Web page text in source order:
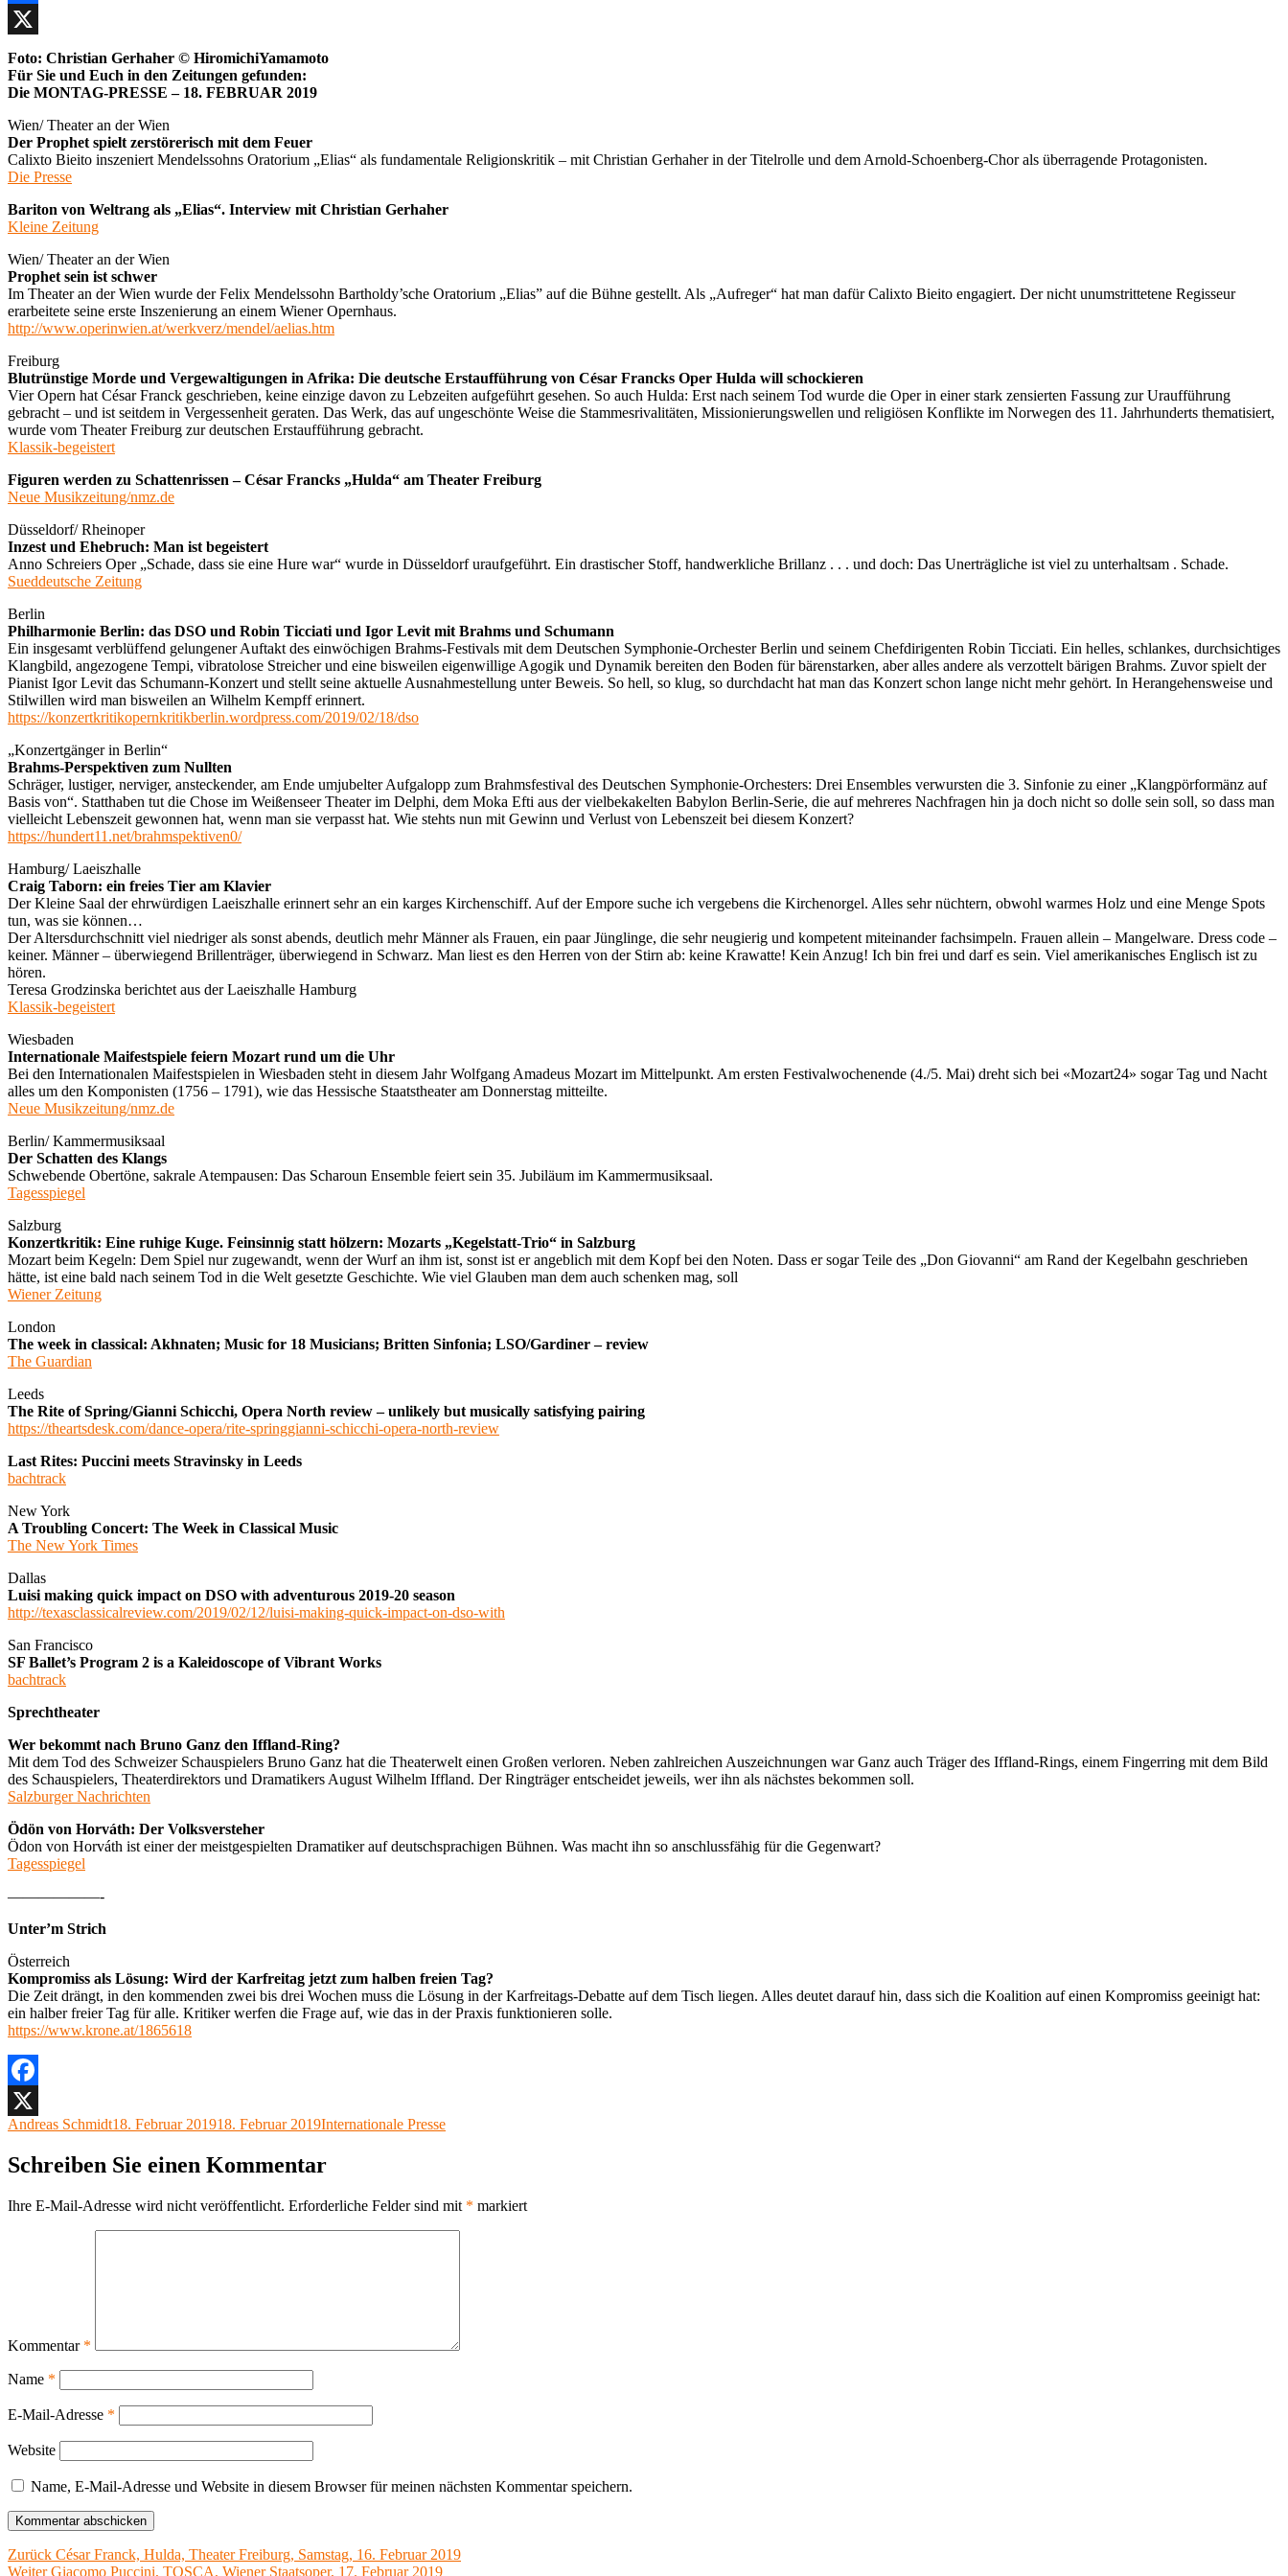
Facebook
X
Foto: Christian Gerhaher © HiromichiYamamoto
Für Sie und Euch in den Zeitungen gefunden:
Die MONTAG-PRESSE – 18. FEBRUAR 2019
Wien/ Theater an der Wien
Der Prophet spielt zerstörerisch mit dem Feuer
Calixto Bieito inszeniert Mendelssohns Oratorium „Elias“ als fundamentale Religionskritik – mit Christian Gerhaher in der Titelrolle und dem Arnold-Schoenberg-Chor als überragende Protagonisten.
Die Presse
Bariton von Weltrang als „Elias“. Interview mit Christian Gerhaher
Kleine Zeitung
Wien/ Theater an der Wien
Prophet sein ist schwer
Im Theater an der Wien wurde der Felix Mendelssohn Bartholdy’sche Oratorium „Elias” auf die Bühne gestellt. Als „Aufreger“ hat man dafür Calixto Bieito engagiert. Der nicht unumstrittetene Regisseur
erarbeitete seine erste Inszenierung an einem Wiener Opernhaus.
http://www.operinwien.at/werkverz/mendel/aelias.htm
Freiburg
Blutrünstige Morde und Vergewaltigungen in Afrika: Die deutsche Erstaufführung von César Francks Oper Hulda will schockieren
Vier Opern hat César Franck geschrieben, keine einzige davon zu Lebzeiten aufgeführt gesehen. So auch Hulda: Erst nach seinem Tod wurde die Oper in einer stark zensierten Fassung zur Uraufführung
gebracht – und ist seitdem in Vergessenheit geraten. Das Werk, das auf ungeschönte Weise die Stammesrivalitäten, Missionierungswellen und religiösen Konflikte im Norwegen des 11. Jahrhunderts thematisiert,
wurde vom Theater Freiburg zur deutschen Erstaufführung gebracht.
Klassik-begeistert
Figuren werden zu Schattenrissen – César Francks „Hulda“ am Theater Freiburg
Neue Musikzeitung/nmz.de
Düsseldorf/ Rheinoper
Inzest und Ehebruch: Man ist begeistert
Anno Schreiers Oper „Schade, dass sie eine Hure war“ wurde in Düsseldorf uraufgeführt. Ein drastischer Stoff, handwerkliche Brillanz . . . und doch: Das Unerträgliche ist viel zu unterhaltsam . Schade.
Sueddeutsche Zeitung
Berlin
Philharmonie Berlin: das DSO und Robin Ticciati und Igor Levit mit Brahms und Schumann
Ein insgesamt verblüffend gelungener Auftakt des einwöchigen Brahms-Festivals mit dem Deutschen Symphonie-Orchester Berlin und seinem Chefdirigenten Robin Ticciati. Ein helles, schlankes, durchsichtiges
Klangbild, angezogene Tempi, vibratolose Streicher und eine bisweilen eigenwillige Agogik und Dynamik bereiten den Boden für bärenstarken, aber alles andere als verzottelt bärigen Brahms. Zuvor spielt der
Pianist Igor Levit das Schumann-Konzert und stellt seine aktuelle Ausnahmestellung unter Beweis. So hell, so klug, so durchdacht hat man das Konzert schon lange nicht mehr gehört. In Herangehensweise und
Stilwillen wird man bisweilen an Wilhelm Kempff erinnert.
https://konzertkritikopernkritikberlin.wordpress.com/2019/02/18/dso
„Konzertgänger in Berlin“
Brahms-Perspektiven zum Nullten
Schräger, lustiger, nerviger, ansteckender, am Ende umjubelter Aufgalopp zum Brahmsfestival des Deutschen Symphonie-Orchesters: Drei Ensembles verwursten die 3. Sinfonie zu einer „Klangpörformänz auf
Basis von“. Statthaben tut die Chose im Weißenseer Theater im Delphi, dem Moka Efti aus der vielbekakelten Babylon Berlin-Serie, die auf mehreres Nachfragen hin ja doch nicht so dolle sein soll, so dass man
vielleicht Lebenszeit gewonnen hat, wenn man sie verpasst hat. Wie stehts nun mit Gewinn und Verlust von Lebenszeit bei diesem Konzert?
https://hundert11.net/brahmspektiven0/
Hamburg/ Laeiszhalle
Craig Taborn: ein freies Tier am Klavier
Der Kleine Saal der ehrwürdigen Laeiszhalle erinnert sehr an ein karges Kirchenschiff. Auf der Empore suche ich vergebens die Kirchenorgel. Alles sehr nüchtern, obwohl warmes Holz und eine Menge Spots
tun, was sie können…
Der Altersdurchschnitt viel niedriger als sonst abends, deutlich mehr Männer als Frauen, ein paar Jünglinge, die sehr neugierig und kompetent miteinander fachsimpeln. Frauen allein – Mangelware. Dress code –
keiner. Männer – überwiegend Brillenträger, überwiegend in Schwarz. Man liest es den Herren von der Stirn ab: keine Krawatte! Kein Anzug! Ich bin frei und darf es sein. Viel amerikanisches Englisch ist zu
hören.
Teresa Grodzinska berichtet aus der Laeiszhalle Hamburg
Klassik-begeistert
Wiesbaden
Internationale Maifestspiele feiern Mozart rund um die Uhr
Bei den Internationalen Maifestspielen in Wiesbaden steht in diesem Jahr Wolfgang Amadeus Mozart im Mittelpunkt. Am ersten Festivalwochenende (4./5. Mai) dreht sich bei «Mozart24» sogar Tag und Nacht
alles um den Komponisten (1756 – 1791), wie das Hessische Staatstheater am Donnerstag mitteilte.
Neue Musikzeitung/nmz.de
Berlin/ Kammermusiksaal
Der Schatten des Klangs
Schwebende Obertöne, sakrale Atempausen: Das Scharoun Ensemble feiert sein 35. Jubiläum im Kammermusiksaal.
Tagesspiegel
Salzburg
Konzertkritik: Eine ruhige Kuge. Feinsinnig statt hölzern: Mozarts „Kegelstatt-Trio“ in Salzburg
Mozart beim Kegeln: Dem Spiel nur zugewandt, wenn der Wurf an ihm ist, sonst ist er angeblich mit dem Kopf bei den Noten. Dass er sogar Teile des „Don Giovanni“ am Rand der Kegelbahn geschrieben
hätte, ist eine bald nach seinem Tod in die Welt gesetzte Geschichte. Wie viel Glauben man dem auch schenken mag, soll
Wiener Zeitung
London
The week in classical: Akhnaten; Music for 18 Musicians; Britten Sinfonia; LSO/Gardiner – review
The Guardian
Leeds
The Rite of Spring/Gianni Schicchi, Opera North review – unlikely but musically satisfying pairing
https://theartsdesk.com/dance-opera/rite-springgianni-schicchi-opera-north-review
Last Rites: Puccini meets Stravinsky in Leeds
bachtrack
New York
A Troubling Concert: The Week in Classical Music
The New York Times
Dallas
Luisi making quick impact on DSO with adventurous 2019-20 season
http://texasclassicalreview.com/2019/02/12/luisi-making-quick-impact-on-dso-with
San Francisco
SF Ballet’s Program 2 is a Kaleidoscope of Vibrant Works
bachtrack
Sprechtheater
Wer bekommt nach Bruno Ganz den Iffland-Ring?
Mit dem Tod des Schweizer Schauspielers Bruno Ganz hat die Theaterwelt einen Großen verloren. Neben zahlreichen Auszeichnungen war Ganz auch Träger des Iffland-Rings, einem Fingerring mit dem Bild
des Schauspielers, Theaterdirektors und Dramatikers August Wilhelm Iffland. Der Ringträger entscheidet jeweils, wer ihn als nächstes bekommen soll.
Salzburger Nachrichten
Ödön von Horváth: Der Volksversteher
Ödon von Horváth ist einer der meistgespielten Dramatiker auf deutschsprachigen Bühnen. Was macht ihn so anschlussfähig für die Gegenwart?
Tagesspiegel
——————-
Unter’m Strich
Österreich
Kompromiss als Lösung: Wird der Karfreitag jetzt zum halben freien Tag?
Die Zeit drängt, in den kommenden zwei bis drei Wochen muss die Lösung in der Karfreitags-Debatte auf dem Tisch liegen. Alles deutet darauf hin, dass sich die Koalition auf einen Kompromiss geeinigt hat:
ein halber freier Tag für alle. Kritiker werfen die Frage auf, wie das in der Praxis funktionieren solle.
https://www.krone.at/1865618
Facebook
X
Autor
Andreas SchmidtVeröffentlicht
18. Februar 201918. Februar 2019Kategorien
Internationale Presse
Schreiben Sie einen Kommentar
Ihre E-Mail-Adresse wird nicht veröffentlicht. Erforderliche Felder sind mit * markiert
Kommentar *
Name *
E-Mail-Adresse *
Website
Name, E-Mail-Adresse und Website in diesem Browser für meinen nächsten Kommentar speichern.
Beitragsnavigation
Zurück Vorheriger
Beitrag:
César Franck, Hulda, Theater Freiburg, Samstag, 16. Februar 2019
Weiter Nächster
Giacomo Puccini, TOSCA, Wiener Staatsoper, 17. Februar 2019